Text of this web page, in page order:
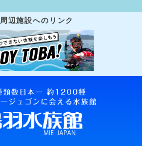
周辺施設へのリンク